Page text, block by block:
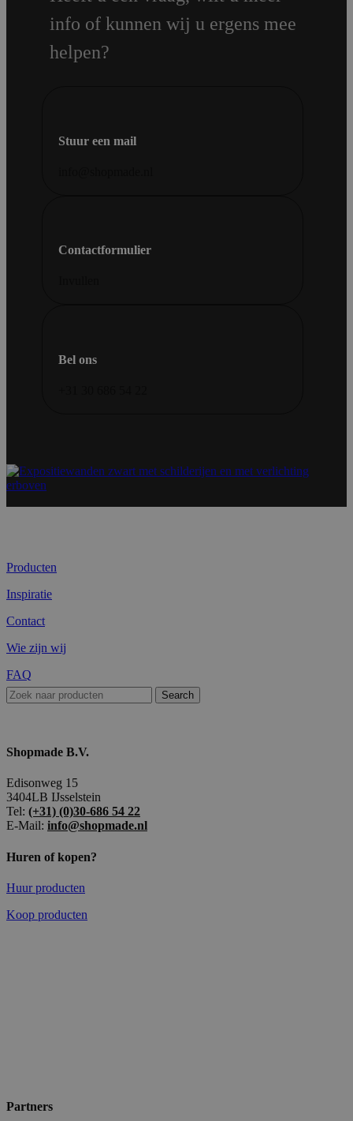
info of kunnen wij u ergens mee
helpen?
Stuur een mail
Contactformulier
Bel ons
Producten
Inspiratie
Contact
Wie zijn wij
FAQ
Search
Shopmade B.V.
Edisonweg 15
3404LB IJsselstein
Tel: (+31) (0)30-686 54 22
E-Mail: info@shopmade.nl
Huren of kopen?
Huur producten
Koop producten
Partners